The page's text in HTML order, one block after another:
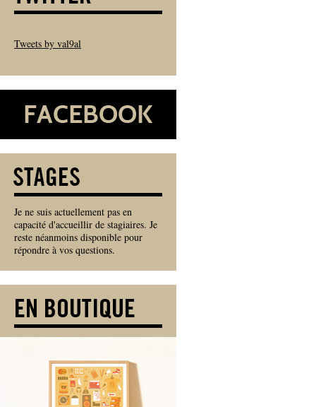
Tweets by val9al
Je ne suis actuellement pas en
capacité d'accueillir de stagiaires. Je
reste néanmoins disponible pour
répondre à vos questions.